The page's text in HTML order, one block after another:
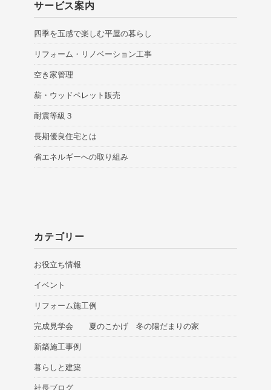
サービス案内
四季を五感で楽しむ平屋の暮らし
リフォーム・リノベーション工事
空き家管理
薪・ウッドペレット販売
耐震等級３
長期優良住宅とは
省エネルギーへの取り組み
カテゴリー
お役立ち情報
イベント
リフォーム施工例
完成見学会 夏のこかげ 冬の陽だまりの家
新築施工事例
暮らしと建築
社長ブログ